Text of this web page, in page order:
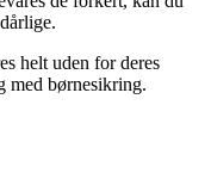
helt uden for deres
med børnesikring.